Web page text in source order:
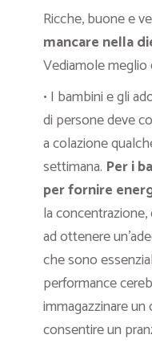
Ricche, buone e
mancare nella
Vediamole
• I bambini e gli
di persone deve
a colazione
settimana. Per i
per fornire
la
ad ottenere
che sono
performance
immagazzinare
consentire un